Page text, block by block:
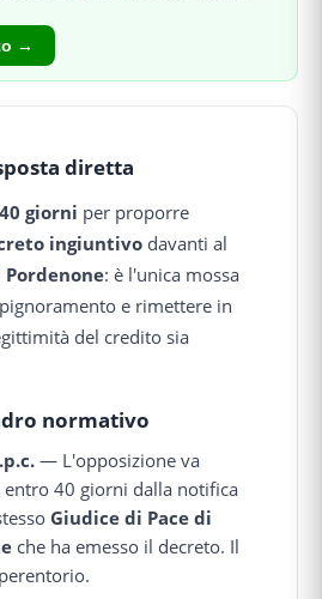
→
diretta
40 giorni per proporre
ingiuntivo davanti al
Pordenone: è l'unica mossa
e rimettere in
del credito sia
normativo
— L'opposizione va
entro 40 giorni dalla notifica
Giudice di Pace di
che ha emesso il decreto. Il